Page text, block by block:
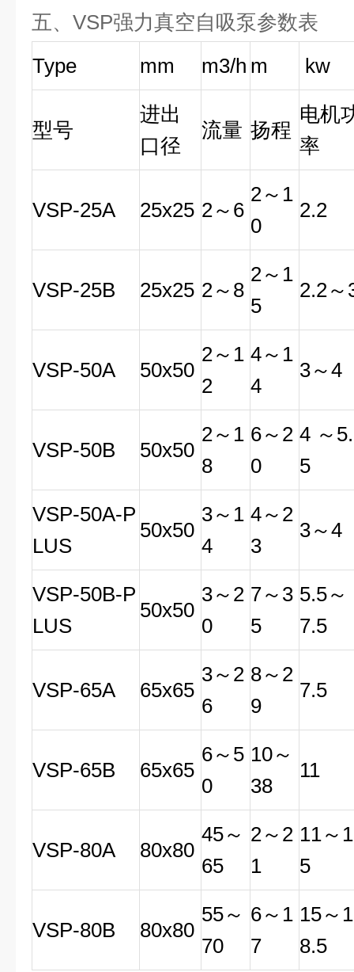
五、 VSP强力真空自吸泵参数表
Type
mm m3/h m kw
型号
进出
口径
流量 扬程
电机
率
VSP-25A 25x25 2～ 6
2～ 1
0
2.2
VSP-25B 25x25 2～ 8
2～ 1
5
2.2～
VSP-50A 50x50
2～ 1
2
4～ 1
4
3～4
VSP-50B 50x50
2～ 1
8
6～ 2
0
4 ～ 5.
5
VSP-50A-P
LUS
50x50
3～ 1
4
4～ 2
3
3～4
VSP-50B-P
LUS
50x50
3～ 2
0
7～ 3
5
5.5～
7.5
VSP-65A 65x65
3～ 2
6
8～ 2
9
7.5
VSP-65B 65x65
6～ 5
0
10～
38
11
VSP-80A 80x80
45～
65
2～ 2
1
11～ 1
5
VSP-80B 80x80
55～
70
6～ 1
7
15～ 1
8.5